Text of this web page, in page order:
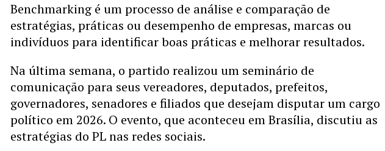
Benchmarking é um processo de análise e comparação de
estratégias, práticas ou desempenho de empresas, marcas ou
indivíduos para identificar boas práticas e melhorar resultados.
Na última semana, o partido realizou um seminário de
comunicação para seus vereadores, deputados, prefeitos,
governadores, senadores e filiados que desejam disputar um cargo
político em 2026. O evento, que aconteceu em Brasília, discutiu as
estratégias do PL nas redes sociais.